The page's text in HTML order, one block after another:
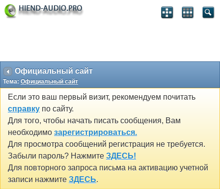
Официальный сайт
Тема: Официальный сайт
Если это ваш первый визит, рекомендуем почитать
справку по сайту.
Для того, чтобы начать писать сообщения, Вам
необходимо зарегистрироваться.
Для просмотра сообщений регистрация не требуется.
Забыли пароль? Нажмите ЗДЕСЬ!
Для повторного запроса письма на активацию учетной
записи нажмите ЗДЕСЬ.